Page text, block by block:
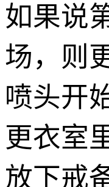
如果说
场，则
喷头开
更衣室
放下戒